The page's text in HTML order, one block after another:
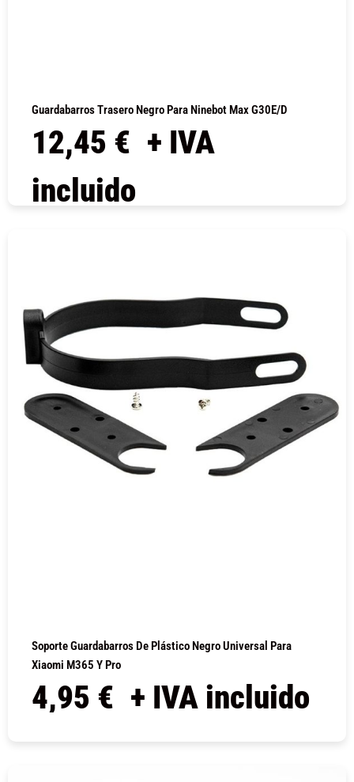
Guardabarros Trasero Negro Para Ninebot Max G30E/D
12,45 € + IVA
incluido
Soporte Guardabarros De Plástico Negro Universal Para
Xiaomi M365 Y Pro
4,95 € + IVA incluido